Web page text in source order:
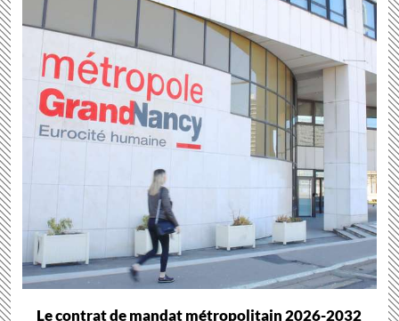
Le contrat de mandat métropolitain 2026-2032